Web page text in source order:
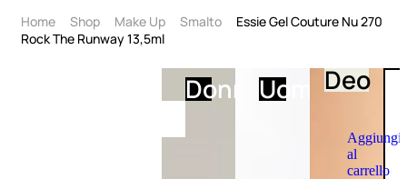
DonnaUomoDeo
Aggiungi
al
carrello
Home Shop Make Up Smalto
Essie Gel Couture Nu 270
Rock The Runway 13,5ml